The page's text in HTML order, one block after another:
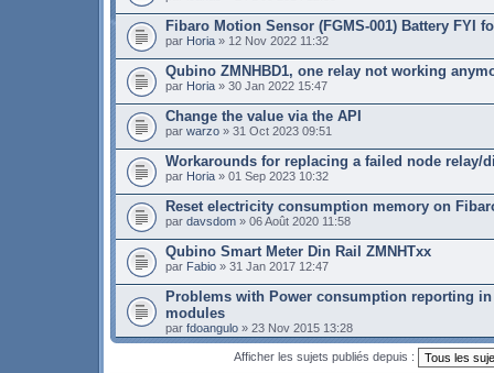
Fibaro Motion Sensor (FGMS-001) Battery FYI
par Horia » 12 Nov 2022 11:32
Qubino ZMNHBD1, one relay not working
par Horia » 30 Jan 2022 15:47
Change the value via the API
par warzo » 31 Oct 2023 09:51
Workarounds for replacing a failed node relay/
par Horia » 01 Sep 2023 10:32
Reset electricity consumption memory on
par davsdom » 06 Août 2020 11:58
Qubino Smart Meter Din Rail ZMNHTxx
par Fabio » 31 Jan 2017 12:47
Problems with Power consumption reporting
modules
par fdoangulo » 23 Nov 2015 13:28
Afficher les sujets publiés depuis :